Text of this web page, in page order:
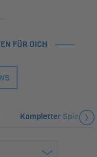
FÜR DICH
Kompletter Spielplan